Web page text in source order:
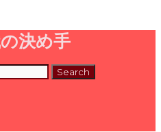
決め手